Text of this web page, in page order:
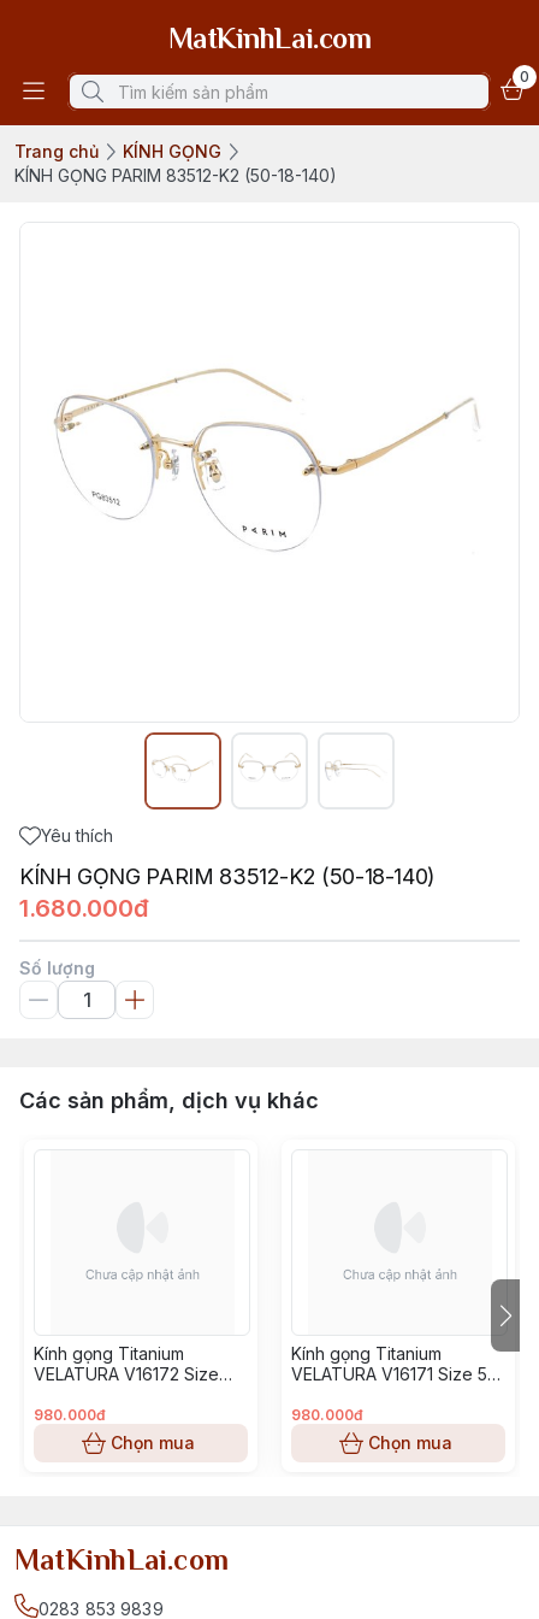
MatKinhLai.com
0
Trang chủ
KÍNH GỌNG
KÍNH GỌNG PARIM 83512-K2 (50-18-140)
Yêu thích
KÍNH GỌNG PARIM 83512-K2 (50-18-140)
1.680.000đ
Số lượng
Các sản phẩm, dịch vụ khác
Kính gọng Titanium
VELATURA V16172 Size
980.000đ
Chọn mua
Kính gọng Titanium
VELATURA V16171 Size 53-
980.000đ
Chọn mua
MatKinhLai.com
0283 853 9839